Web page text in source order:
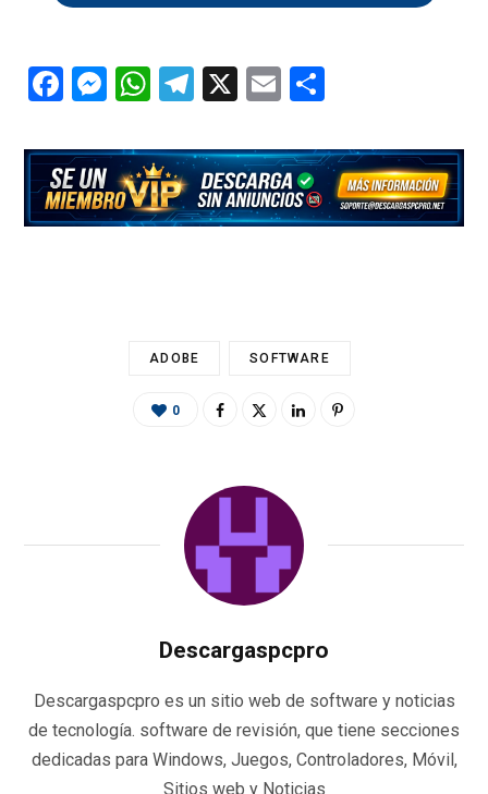
F
e
b
o
M
se
n
g
W
at
s
A
T
e
gr
a
X E
ai
l
m
p
ar
ADOBE SOFTWARE
0
Descargaspcpro
Descargaspcpro es un sitio web de software y noticias
de tecnología. software de revisión, que tiene secciones
dedicadas para Windows, Juegos, Controladores, Móvil,
Sitios web y Noticias